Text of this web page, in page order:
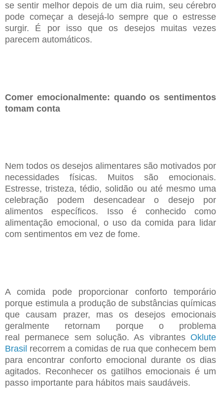
se sentir melhor depois de um dia ruim, seu cérebro
pode começar a desejá-lo sempre que o estresse
surgir. É por isso que os desejos muitas vezes
parecem automáticos.
Comer emocionalmente: quando os sentimentos
tomam conta
Nem todos os desejos alimentares são motivados por
necessidades físicas. Muitos são emocionais.
Estresse, tristeza, tédio, solidão ou até mesmo uma
celebração podem desencadear o desejo por
alimentos específicos. Isso é conhecido como
alimentação emocional, o uso da comida para lidar
com sentimentos em vez de fome.
A comida pode proporcionar conforto temporário
porque estimula a produção de substâncias químicas
que causam prazer, mas os desejos emocionais
geralmente retornam porque o problema
real permanece sem solução. As vibrantesOklute
Brasil recorrem a comidas de rua que conhecem bem
para encontrar conforto emocional durante os dias
agitados. Reconhecer os gatilhos emocionais é um
passo importante para hábitos mais saudáveis.